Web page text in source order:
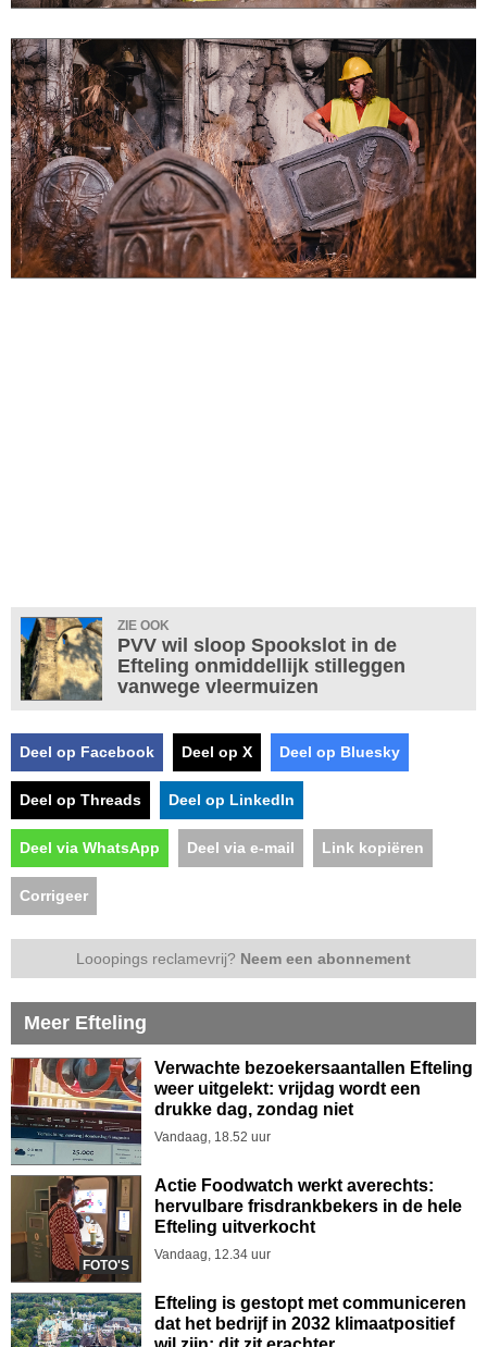
ZIE OOK
PVV wil sloop Spookslot in de
Efteling onmiddellijk stilleggen
vanwege vleermuizen
Deel op Facebook Deel op X Deel op Bluesky
Deel op Threads Deel op LinkedIn
Deel via WhatsApp Deel via e-mail Link kopiëren
Corrigeer
Looopings reclamevrij? Neem een abonnement
Meer Efteling
Verwachte bezoekersaantallen Efteling
weer uitgelekt: vrijdag wordt een
drukke dag, zondag niet
Vandaag, 18.52 uur
FOTO'S
Actie Foodwatch werkt averechts:
hervulbare frisdrankbekers in de hele
Efteling uitverkocht
Vandaag, 12.34 uur
Efteling is gestopt met communiceren
dat het bedrijf in 2032 klimaatpositief